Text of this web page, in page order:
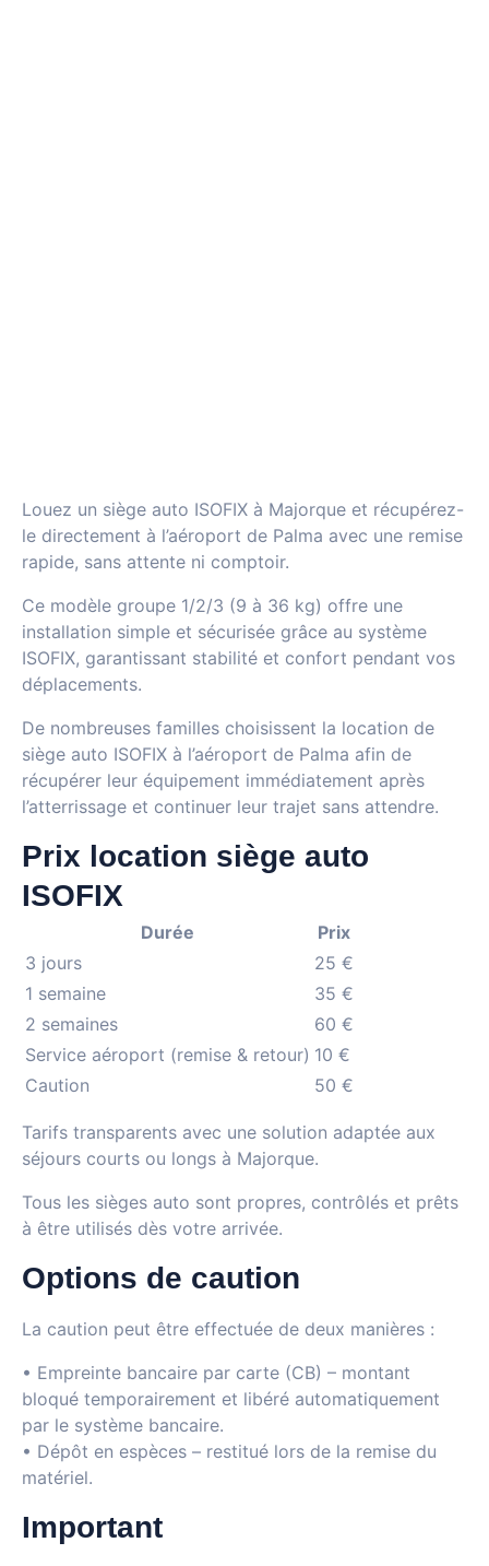
Louez un siège auto ISOFIX à Majorque et récupérez-
le directement à l’aéroport de Palma avec une remise
rapide, sans attente ni comptoir.
Ce modèle groupe 1/2/3 (9 à 36 kg) offre une
installation simple et sécurisée grâce au système
ISOFIX, garantissant stabilité et confort pendant vos
déplacements.
De nombreuses familles choisissent la location de
siège auto ISOFIX à l’aéroport de Palma afin de
récupérer leur équipement immédiatement après
l’atterrissage et continuer leur trajet sans attendre.
Prix location siège auto
ISOFIX
Durée
Prix
3 jours
25 €
1 semaine
35 €
2 semaines
60 €
Service aéroport (remise & retour) 10 €
Caution
50 €
Tarifs transparents avec une solution adaptée aux
séjours courts ou longs à Majorque.
Tous les sièges auto sont propres, contrôlés et prêts
à être utilisés dès votre arrivée.
Options de caution
La caution peut être effectuée de deux manières :
• Empreinte bancaire par carte (CB) – montant
bloqué temporairement et libéré automatiquement
par le système bancaire.
• Dépôt en espèces – restitué lors de la remise du
matériel.
Important